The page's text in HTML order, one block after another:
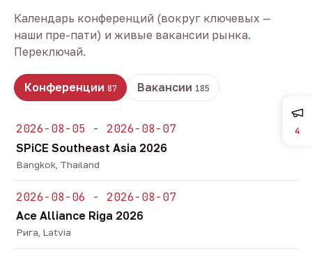
Календарь конференций (вокруг ключевых —
наши пре-пати) и живые вакансии рынка.
Переключай.
Конференции 87 Вакансии 185
2026-08-05 - 2026-08-07
SPiCE Southeast Asia 2026
Bangkok, Thailand
2026-08-06 - 2026-08-07
Ace Alliance Riga 2026
Рига, Latvia
4